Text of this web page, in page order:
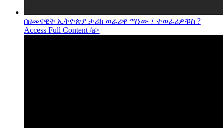
በዘመናዊት ኢትዮጵያ ታሪክ ወራሪዋ ማነው ፤ ተወራሪዎቹስ ?
Access Full Content /a>